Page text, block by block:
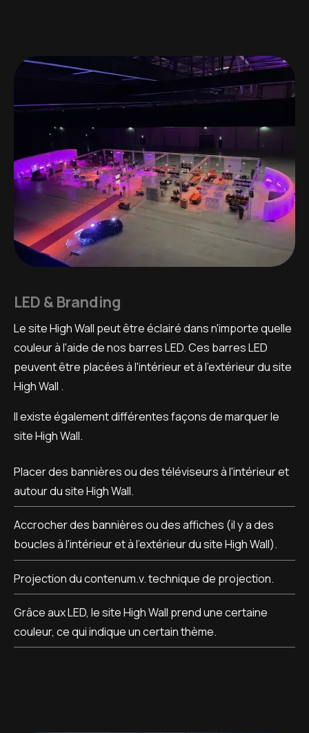
LED & Branding
Le site High Wall peut être éclairé dans n'importe quelle
couleur à l'aide de nos barres LED. Ces barres LED
peuvent être placées à l'intérieur et à l'extérieur du site
High Wall .
Il existe également différentes façons de marquer le
site High Wall.
Placer des bannières ou des téléviseurs à l'intérieur et
autour du site High Wall.
Accrocher des bannières ou des affiches (il y a des
boucles à l'intérieur et à l'extérieur du site High Wall).
Projection du contenum.v. technique de projection.
Grâce aux LED, le site High Wall prend une certaine
couleur, ce qui indique un certain thème.